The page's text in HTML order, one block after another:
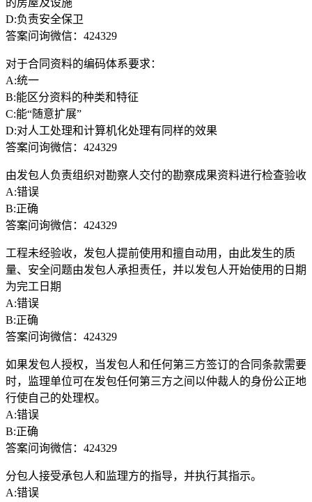
D:负责安全保卫
答案问询微信：424329
对于合同资料的编码体系要求：
A:统一
B:能区分资料的种类和特征
C:能“随意扩展”
D:对人工处理和计算机化处理有同样的效果
答案问询微信：424329
由发包人负责组织对勘察人交付的勘察成果资料进行检查验收
A:错误
B:正确
答案问询微信：424329
工程未经验收，发包人提前使用和擅自动用，由此发生的质
量、安全问题由发包人承担责任，并以发包人开始使用的日期
为完工日期
A:错误
B:正确
答案问询微信：424329
如果发包人授权，当发包人和任何第三方签订的合同条款需要
时，监理单位可在发包任何第三方之间以仲裁人的身份公正地
行使自己的处理权。
A:错误
B:正确
答案问询微信：424329
分包人接受承包人和监理方的指导，并执行其指示。
A:错误